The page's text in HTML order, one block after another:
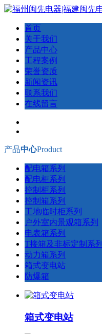
首页
关于我们
产品中心
工程案例
荣誉资质
新闻资讯
联系我们
在线留言
产品中心Product
配电箱系列
配电柜系列
控制柜系列
控制箱系列
工地临时柜系列
户外室内景观箱系列
电表箱系列
T接箱及非标定制系列
动力箱系列
箱式变电站
防爆箱
箱式变电站